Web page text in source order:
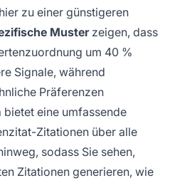
zu einer günstigeren
Musterzeigen, dass
um 40 %
Signale, während
Präferenzen
bietet eine umfassende
Zitationen über alle
sodass Sie sehen,
Zitationen generieren, wie